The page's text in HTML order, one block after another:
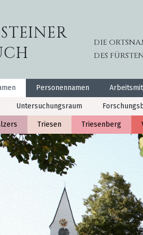
DIE
DES
Personennamen
Untersuchungsraum
Triesen Triesenberg